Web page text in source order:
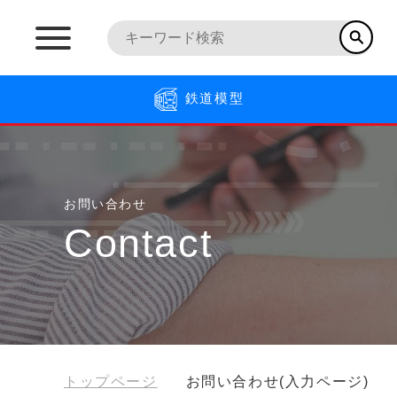
鉄道模型
お問い合わせ
Contact
トップページ お問い合わせ(入力ページ)